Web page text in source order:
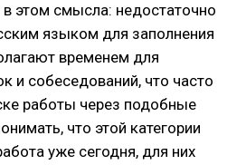
в этом смысла: недостаточно
языком для заполнения
временем для
и собеседований, что часто
работы через подобные
что этой категории
уже сегодня, для них